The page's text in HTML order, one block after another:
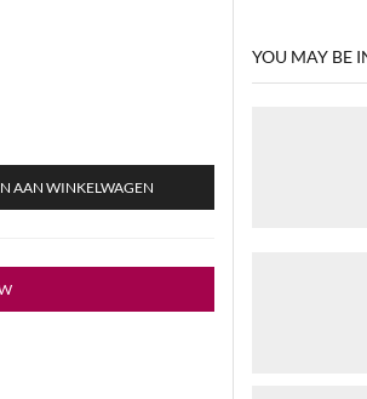
AAN WINKELWAGEN
YOU MAY BE